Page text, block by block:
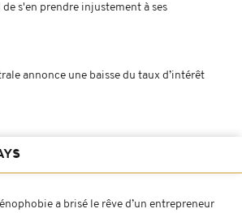
de s'en prendre injustement à ses
annonce une baisse du taux d’intérêt
a brisé le rêve d’un entrepreneur